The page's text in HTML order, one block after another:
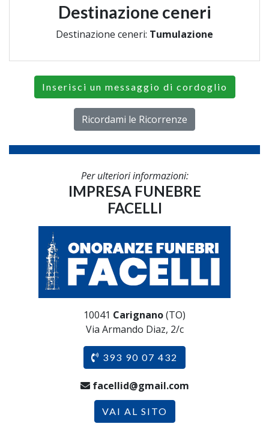
Destinazione ceneri
Destinazione ceneri: Tumulazione
Inserisci un messaggio di cordoglio
Ricordami le Ricorrenze
Per ulteriori informazioni:
IMPRESA FUNEBRE
FACELLI
10041 Carignano(TO)
Via Armando Diaz, 2/c
393 90 07 432
facellid@gmail.com
VAI AL SITO